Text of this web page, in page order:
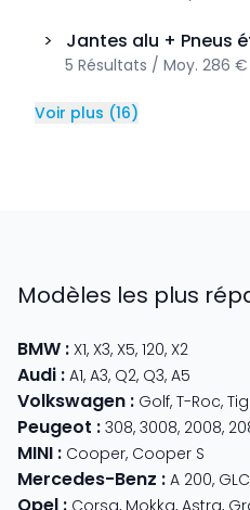
> Jantes alu + Pneus
5 Résultats / Moy. 286 €
Voir plus (16)
Modèles les plus
BMW : X1, X3, X5, 120, X2
Audi : A1, A3, Q2, Q3, A5
Volkswagen : Golf, T-Roc,
Peugeot : 308, 3008, 2008,
MINI : Cooper, Cooper S
Mercedes-Benz : A 200,
Opel : Corsa, Mokka, Astra,